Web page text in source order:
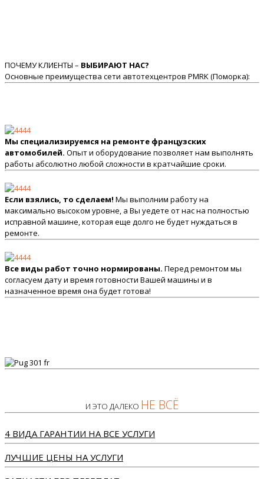
ПОЧЕМУ КЛИЕНТЫ – ВЫБИРАЮТ НАС?
Основные преимущества сети автотехцентров PMRK (Поморка):
Мы специализируемся на ремонте французских
автомобилей. Опыт и оборудование позволяет нам выполнять
работы абсолютно любой сложности в кратчайшие сроки.
Если взялись, то сделаем! Мы выполним работу на
максимально высоком уровне, а Вы уедете от нас на полностью
исправной машине, которая еще долго не будет нуждаться в
ремонте.
Все виды работ точно нормированы. Перед ремонтом мы
согласуем дату и время готовности Вашей машины и в
назначенное время она будет готова!
И ЭТО ДАЛЕКО НЕ ВСЁ
4 ВИДА ГАРАНТИИ НА ВСЕ УСЛУГИ
ЛУЧШИЕ ЦЕНЫ НА УСЛУГИ